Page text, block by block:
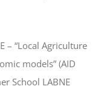
– “Local Agriculture
models” (AID
School LABNE